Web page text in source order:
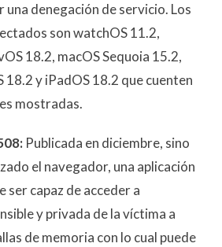
una denegación de servicio. Los
son watchOS 11.2,
18.2, macOS Sequoia 15.2,
18.2 y iPadOS 18.2 que cuenten
mostradas.
Publicada en diciembre, sino
el navegador, una aplicación
ser capaz de acceder a
y privada de la víctima a
de memoria con lo cual puede